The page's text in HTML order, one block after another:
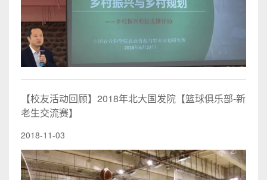
【校友活动回顾】2018年北大国发院【篮球俱乐部-新
老生交流赛】
2018-11-03